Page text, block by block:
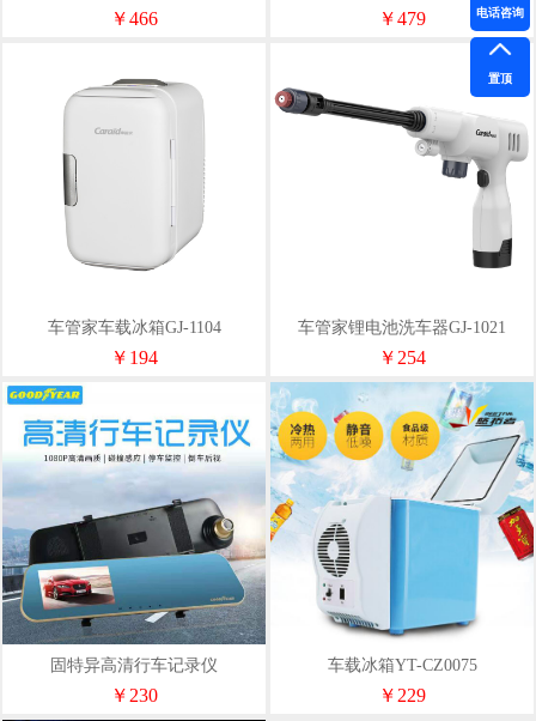
LCX003
￥466 ￥479
车管家车载冰箱GJ-1104
￥194
车管家锂电池洗车器GJ-1021
￥254
固特异高清行车记录仪
￥230
车载冰箱YT-CZ0075
￥229
电话咨询
置顶